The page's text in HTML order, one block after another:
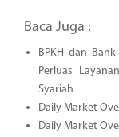
Baca Juga :
BPKH dan
Perluas
Syariah
Daily Market
Daily Market